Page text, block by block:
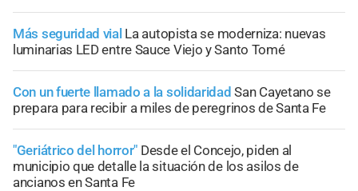
Más seguridad vial La autopista se moderniza: nuevas
luminarias LED entre Sauce Viejo y Santo Tomé
Con un fuerte llamado a la solidaridad San Cayetano se
prepara para recibir a miles de peregrinos de Santa Fe
"Geriátrico del horror" Desde el Concejo, piden al
municipio que detalle la situación de los asilos de
ancianos en Santa Fe